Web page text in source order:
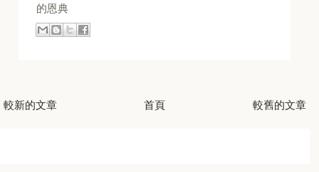
的恩典
較新的文章 較舊的文章
首頁